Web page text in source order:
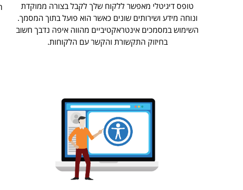
טופס דיגיטלי מאפשר ללקוח שלך לקבל בצורה ממוקדת
ונוחה מידע ושירותים שונים כאשר הוא פועל בתוך המסמך.
השימוש במסמכים אינטראקטיביים מהווה איפה נדבך חשוב
בחיזוק התקשורת והקשר עם הלקוחות.